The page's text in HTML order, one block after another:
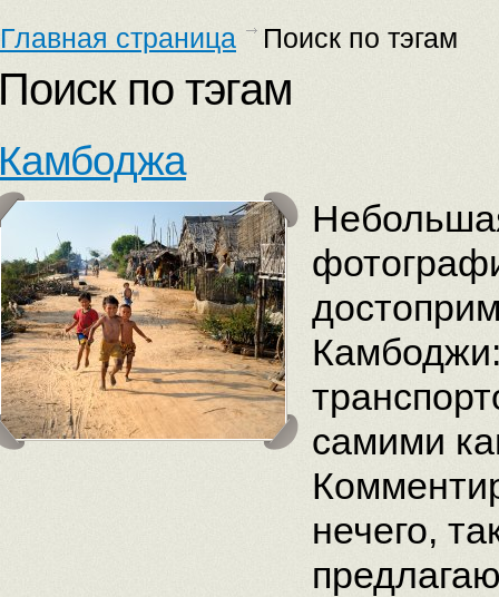
Главная страница Поиск по тэгам
по тэгам
самими
нечего,